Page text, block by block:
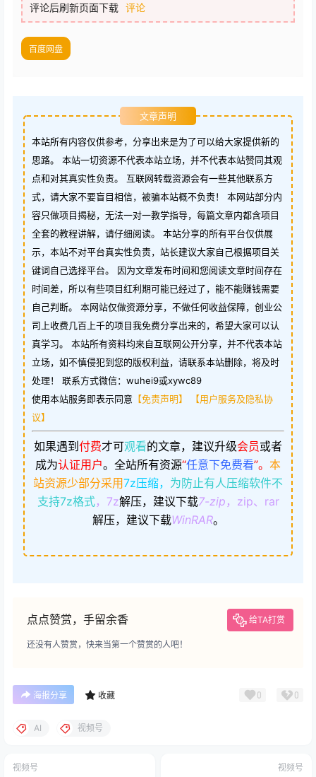
评论后刷新页面下载 评论
百度网盘
文章声明
本站所有内容仅供参考，分享出来是为了可以给大家提供新的
思路。 本站一切资源不代表本站立场，并不代表本站赞同其观
点和对其真实性负责。 互联网转载资源会有一些其他联系方
式，请大家不要盲目相信，被骗本站概不负责！ 本网站部分内
容只做项目揭秘，无法一对一教学指导，每篇文章内都含项目
全套的教程讲解，请仔细阅读。 本站分享的所有平台仅供展
示，本站不对平台真实性负责，站长建议大家自己根据项目关
键词自己选择平台。 因为文章发布时间和您阅读文章时间存在
时间差，所以有些项目红利期可能已经过了，能不能赚钱需要
自己判断。 本网站仅做资源分享，不做任何收益保障，创业公
司上收费几百上千的项目我免费分享出来的，希望大家可以认
真学习。 本站所有资料均来自互联网公开分享，并不代表本站
立场，如不慎侵犯到您的版权利益，请联系本站删除，将及时
处理！ 联系方式微信：wuhei9或xywc89
使用本站服务即表示同意 【免责声明】
【用户服务及隐私协
议】
如果遇到付费才可观看的文章，建议升级会员或者
成为认证用户。 全站所有资源“任意下免费看”。 本
站资源少部分采用7z压缩， 为防止有人压缩软件不
支持7z格式，7z解压，建议下载7-zip ，zip、rar
解压，建议下载WinRAR。
点点赞赏，手留余香 给TA打赏
还没有人赞赏，快来当第一个赞赏的人吧！
海报分享 收藏 0 0
AI 视频号
视频号 视频号